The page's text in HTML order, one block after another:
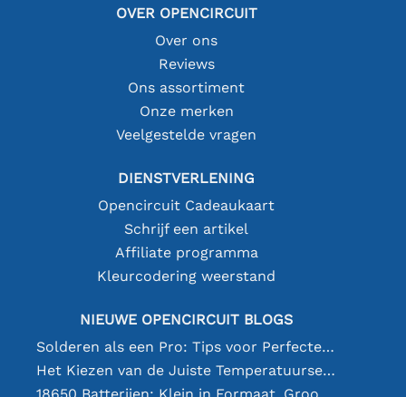
OVER OPENCIRCUIT
Over ons
Reviews
Ons assortiment
Onze merken
Veelgestelde vragen
DIENSTVERLENING
Opencircuit Cadeaukaart
Schrijf een artikel
Affiliate programma
Kleurcodering weerstand
NIEUWE OPENCIRCUIT BLOGS
Solderen als een Pro: Tips voor Perfecte Elektronische Verbindingen
Het Kiezen van de Juiste Temperatuursensor [youtube]